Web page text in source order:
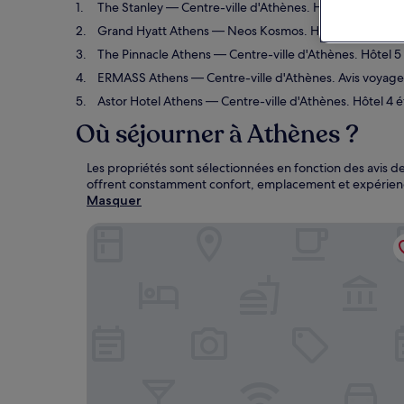
The Stanley— Centre-ville d'Athènes. Hôtel 4 étoiles.
Grand Hyatt Athens— Neos Kosmos. Hôtel 5 étoiles.
The Pinnacle Athens— Centre-ville d'Athènes. Hôtel 5
ERMASS Athens— Centre-ville d'Athènes. Avis
Astor Hotel Athens— Centre-ville d'Athènes. Hôtel 4
Où séjourner à Athènes ?
Les propriétés sont sélectionnées en fonction des avis
offrent constamment confort, emplacement et
Masquer